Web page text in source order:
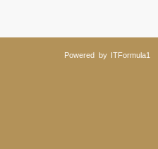
Powered by ITFormula1